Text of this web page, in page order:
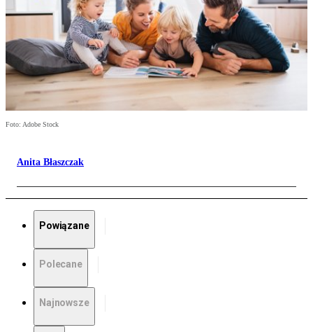
Foto: Adobe Stock
Anita Błaszczak
Powiązane
Polecane
Najnowsze